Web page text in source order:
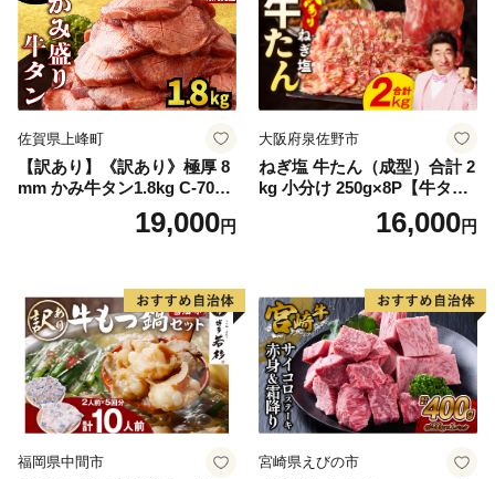
佐賀県上峰町
【訳あり】《訳あり》極厚 8
mm かみ牛タン1.8kg C-709-
19,000円
大阪府泉佐野市
ねぎ塩 牛たん（成型）合計 2
kg 小分け 250g×8P【牛タン
牛肉 焼肉用 薄切り 訳あり サ
16,000円
福岡県中間市 宮崎県えびの市